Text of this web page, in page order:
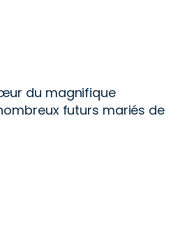
du magnifique
futurs mariés de